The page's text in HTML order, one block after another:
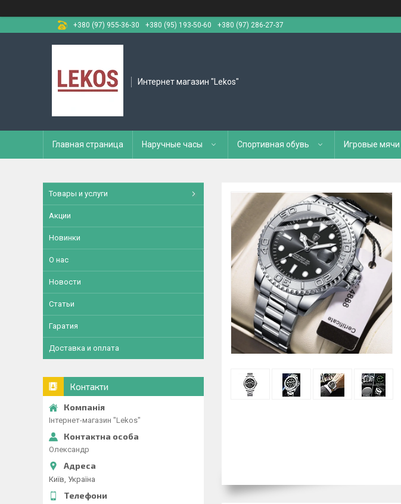
+380 (97) 955-36-30
+380 (95) 193-50-60 +380 (97) 286-27-37
Интернет магазин "Lekos"
Главная страница Наручные часы Спортивная обувь Игровые мячи
Товары и услуги
Акции
Новинки
О нас
Новости
Статьи
Гаратия
Доставка и оплата
Контакти
Інтернет-магазин "Lekos"
Олександр
Київ, Україна